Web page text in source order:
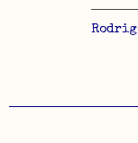
Teórica